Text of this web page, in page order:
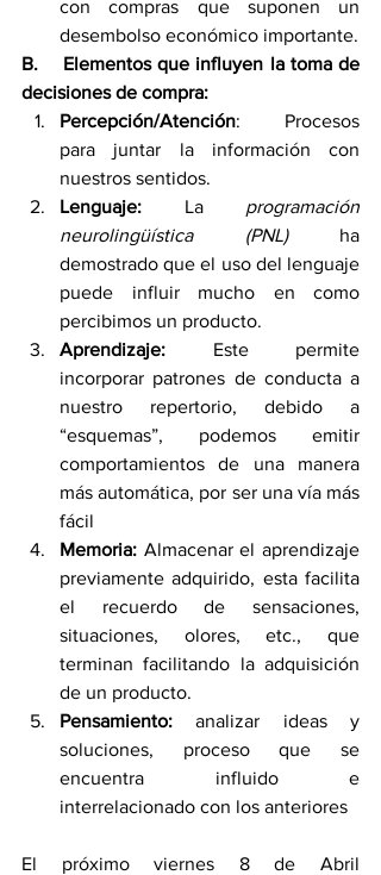
con compras que suponen un
desembolso económico importante.
B.
Elementos que influyen la toma de
decisiones de compra:
Percepción/Atención:
Procesos
para juntar la información con
nuestros sentidos.
Lenguaje: La programación
neurolingüística (PNL) ha
demostrado que el uso del lenguaje
puede influir mucho en como
percibimos un producto.
Aprendizaje: Este permite
incorporar patrones de conducta a
nuestro repertorio, debido a
“esquemas”, podemos emitir
comportamientos de una manera
más automática, por ser una vía más
fácil
Memoria: Almacenar el aprendizaje
previamente adquirido, esta facilita
el recuerdo de sensaciones,
situaciones, olores, etc., que
terminan facilitando la adquisición
de un producto.
Pensamiento: analizar ideas y
soluciones, proceso que se
encuentra influido e
interrelacionado con los anteriores
El próximo viernes 8 de Abril